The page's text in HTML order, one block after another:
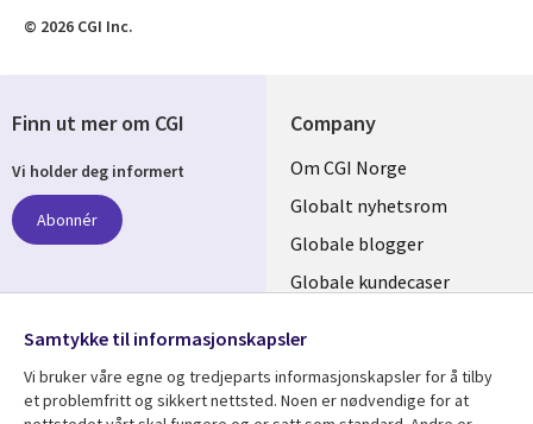
© 2026 CGI Inc.
Company
Useful
links
NORWAY
Om CGI Norge
Globalt nyhetsrom
Globale blogger
Globale kundecaser
Finn ut mer om CGI
Vi holder deg informert
Abonnér
følg oss
Social
Media
Samtykke til informasjonskapsler
Vi bruker våre egne og tredjeparts informasjonskapsler for å tilby
et problemfritt og sikkert nettsted. Noen er nødvendige for at